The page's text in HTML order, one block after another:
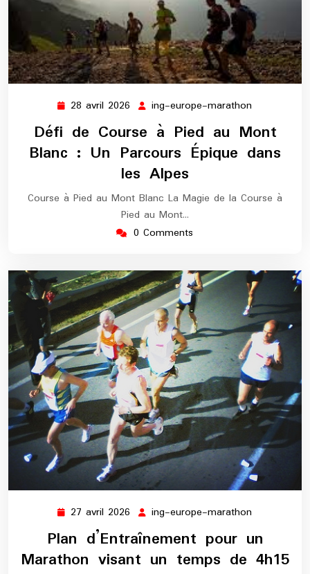
28 avril 2026 28
2026
ing-europe-marathon
europe-
marathon
Défi de Course à Pied au Mont
Blanc : Un Parcours Épique dans
les Alpes
Course à Pied au Mont Blanc La Magie de la Course à
Pied au Mont…
0 Comments
27 avril 2026 27
avril
2026
ing-europe-marathon
marathon
Plan d’Entraînement pour un
Marathon visant un temps de 4h15